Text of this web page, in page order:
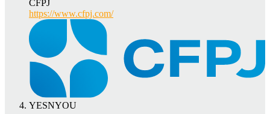
CFPJ
https://www.cfpj.com/
YESNYOU